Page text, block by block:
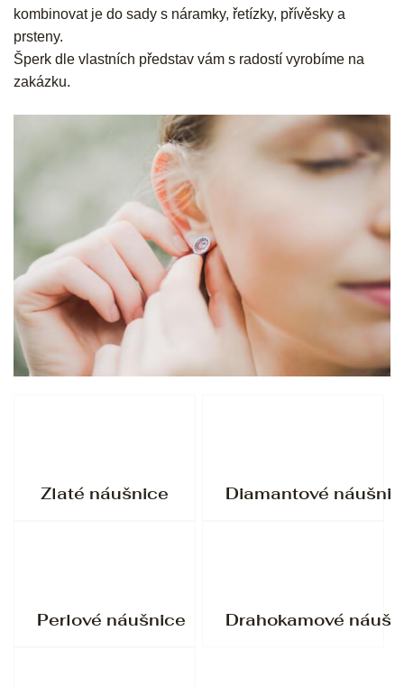
kombinovat je do sady s náramky, řetízky, přívěsky a
prsteny.
Šperk dle vlastních představ vám s radostí vyrobíme na
zakázku.
Zlaté náušnice Diamantové
Perlové náušnice Drahokamové